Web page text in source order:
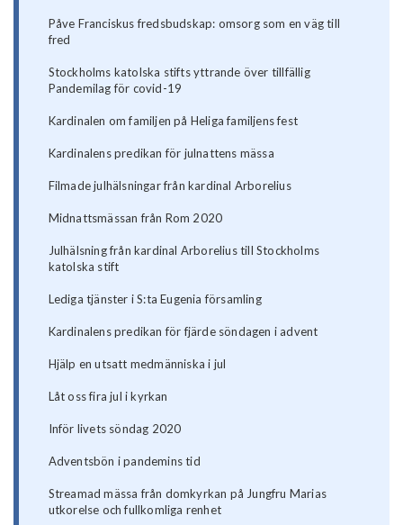
Påve Franciskus fredsbudskap: omsorg som en väg till
fred
Stockholms katolska stifts yttrande över tillfällig
Pandemilag för covid-19
Kardinalen om familjen på Heliga familjens fest
Kardinalens predikan för julnattens mässa
Filmade julhälsningar från kardinal Arborelius
Midnattsmässan från Rom 2020
Julhälsning från kardinal Arborelius till Stockholms
katolska stift
Lediga tjänster i S:ta Eugenia församling
Kardinalens predikan för fjärde söndagen i advent
Hjälp en utsatt medmänniska i jul
Låt oss fira jul i kyrkan
Inför livets söndag 2020
Adventsbön i pandemins tid
Streamad mässa från domkyrkan på Jungfru Marias
utkorelse och fullkomliga renhet